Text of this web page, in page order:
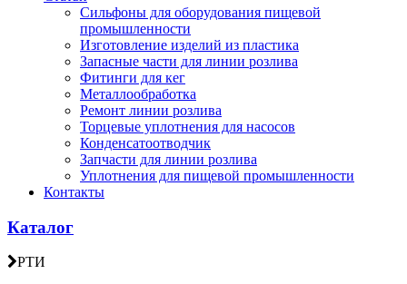
Сильфоны для оборудования пищевой
промышленности
Изготовление изделий из пластика
Запасные части для линии розлива
Фитинги для кег
Металлообработка
Ремонт линии розлива
Торцевые уплотнения для насосов
Конденсатоотводчик
Запчасти для линии розлива
Уплотнения для пищевой промышленности
Контакты
Каталог
РТИ